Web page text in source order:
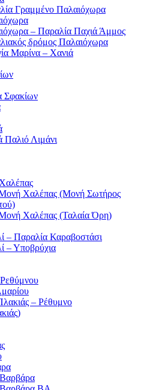
Γραμμένο Παλαιόχωρα
– Παραλία Παχιά Άμμος
δρόμος Παλαιόχωρα
Μαρίνα – Χανιά
Σφακίων
Παλιό Λιμάνι
Χαλέπας (Μονή Σωτήρος
Χαλέπας (Ταλαία Όρη)
– Παραλία Καραβοστάσι
– Υποβρύχια
– Ρέθυμνο